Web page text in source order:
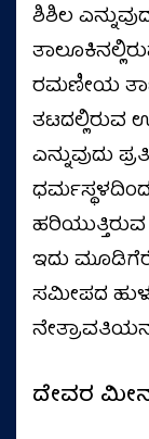
ಶಿಶಿಲ
ರಮಣೀಯ
ತಟದಲ್ಲಿರುವ
ಎನ್ನುವುದು
ಇದು
ಸಮೀಪದ
ದೇವರ